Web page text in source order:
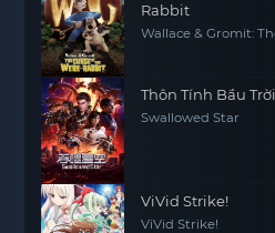
Rabbit
Wallace & Gromit:
Thôn Tính Bầu Trời
Swallowed Star
ViVid Strike!
ViVid Strike!